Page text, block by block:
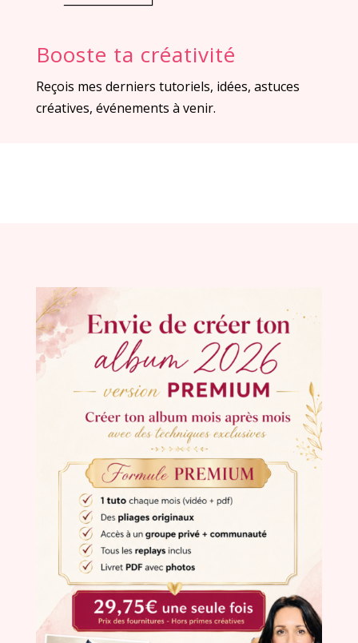
Booste ta créativité
Reçois mes derniers tutoriels, idées, astuces
créatives, événements à venir.